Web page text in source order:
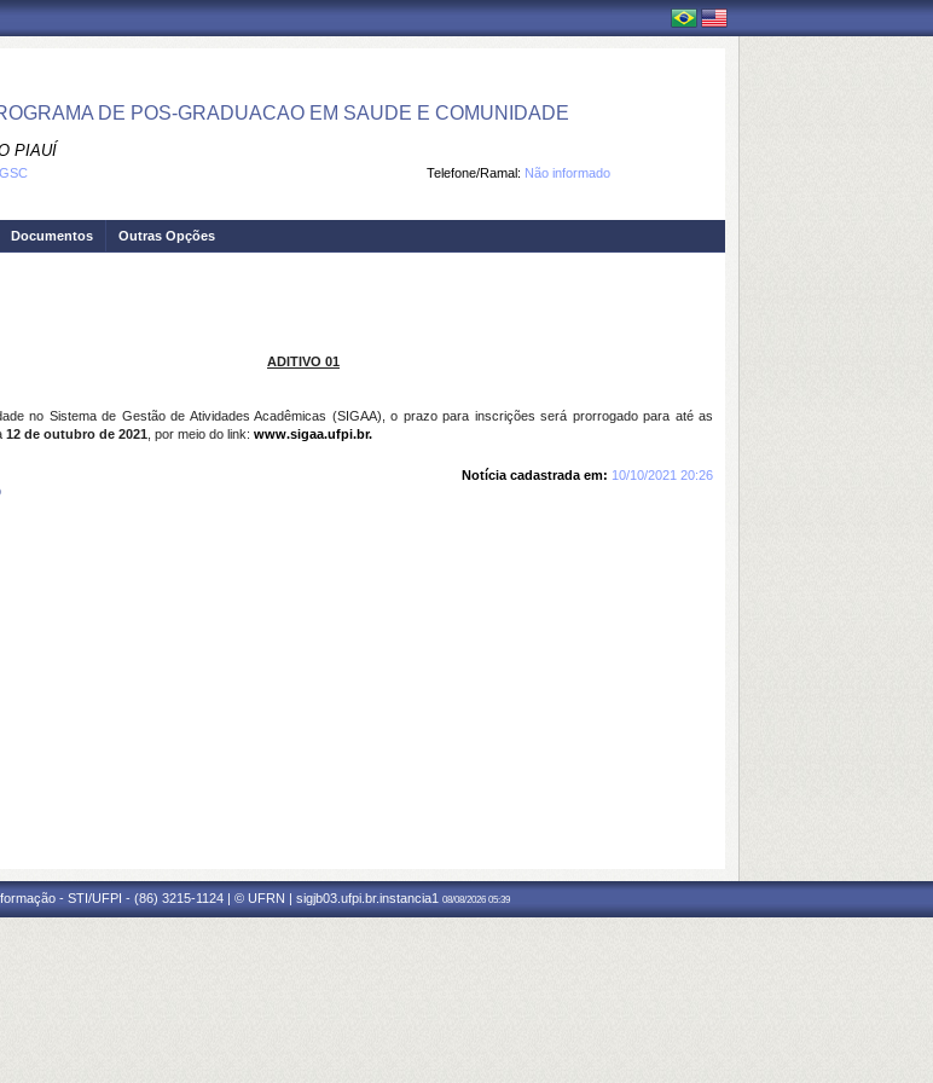
DE POS-GRADUACAO EM SAUDE E COMUNIDADE
PIAUÍ
Telefone/Ramal: Não informado
Documentos Outras Opções
ADITIVO 01
no Sistema de Gestão de Atividades Acadêmicas (SIGAA), o prazo para inscrições será prorrogado para até as
12 de outubro de 2021 , por meio do link: www.sigaa.ufpi.br.
Notícia cadastrada em: 10/10/2021 20:26
- STI/UFPI - (86) 3215-1124 | © UFRN | sigjb03.ufpi.br.instancia1 08/08/2026 05:39